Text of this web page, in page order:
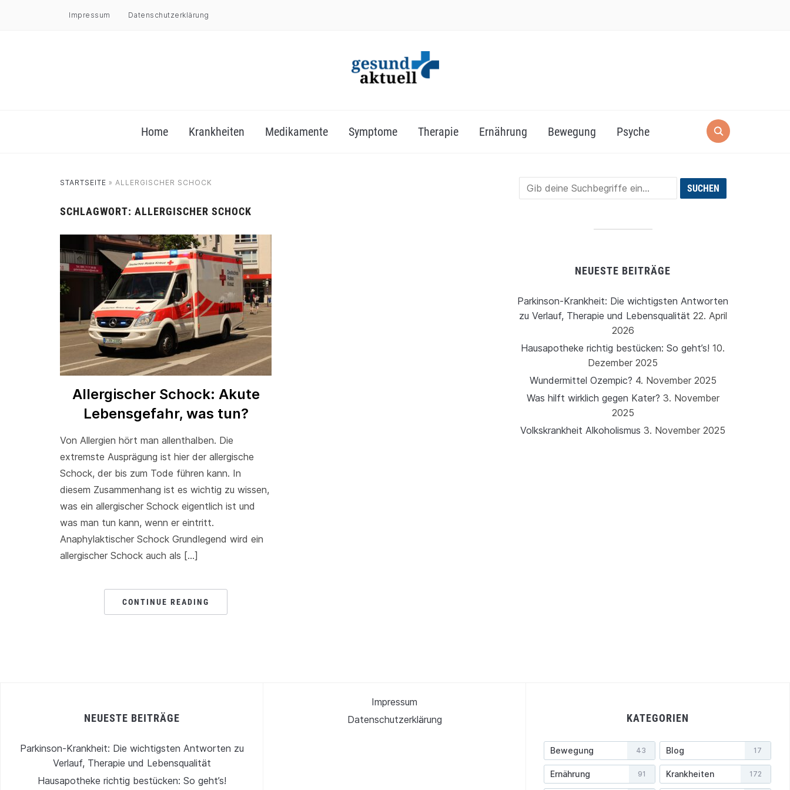
Impressum Datenschutzerklärung
Home Krankheiten Medikamente Symptome Therapie Ernährung Bewegung Psyche
STARTSEITE » ALLERGISCHER SCHOCK
SCHLAGWORT: ALLERGISCHER SCHOCK
Allergischer Schock: Akute
Lebensgefahr, was tun?
Von Allergien hört man allenthalben. Die
extremste Ausprägung ist hier der allergische
Schock, der bis zum Tode führen kann. In
diesem Zusammenhang ist es wichtig zu wissen,
was ein allergischer Schock eigentlich ist und
was man tun kann, wenn er eintritt.
Anaphylaktischer Schock Grundlegend wird ein
allergischer Schock auch als […]
CONTINUE READING
NEUESTE BEITRÄGE
Parkinson-Krankheit: Die wichtigsten Antworten
zu Verlauf, Therapie und Lebensqualität 22. April
2026
Hausapotheke richtig bestücken: So geht’s! 10.
Dezember 2025
Wundermittel Ozempic? 4. November 2025
Was hilft wirklich gegen Kater? 3. November
2025
Volkskrankheit Alkoholismus 3. November 2025
NEUESTE BEITRÄGE
Parkinson-Krankheit: Die wichtigsten Antworten zu
Verlauf, Therapie und Lebensqualität
Hausapotheke richtig bestücken: So geht’s!
Impressum
Datenschutzerklärung
KATEGORIEN
Bewegung 43 Blog 17
Ernährung 91 Krankheiten 172